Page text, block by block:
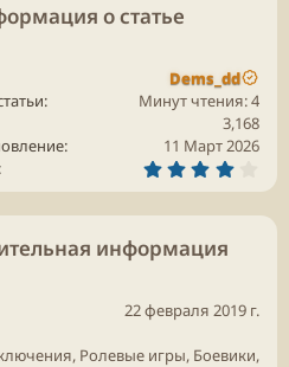
о статье
Dems_dd
Минут чтения: 4
3,168
11 Март 2026
0
информация
22 февраля 2019 г.
, Ролевые игры, Боевики,